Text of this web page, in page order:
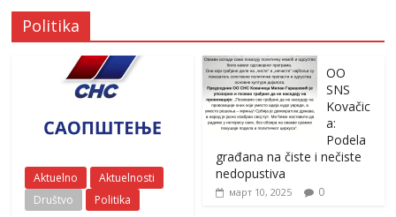
Politika
Aktuelno
Aktuelnosti
Društvo
Politika
OO
SNS
Kovačic
a:
Podela
građana na čiste i nečiste
nedopustiva
март 10, 2025 0